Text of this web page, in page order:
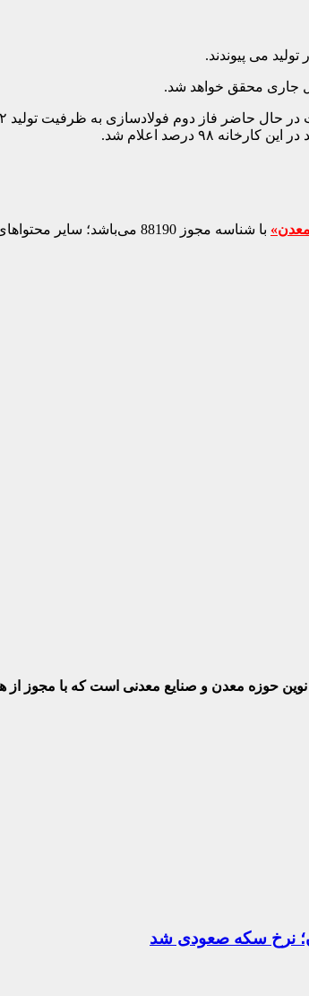
معدن» با شناسه مجوز 88190 می‌باشد؛ سایر محتواهای درج‌شده بازنشر و با ذکر منبع است.
نوین حوزه معدن و صنایع معدنی‌ است که با مجوز